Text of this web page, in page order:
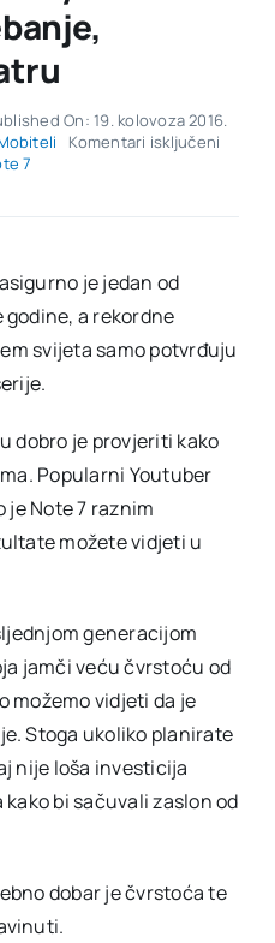
On: 19. kolovoza 2016.
Komentari isključeni
7
je jedan od
a rekordne
svijeta samo potvrđuju
dobro je provjeriti kako
Popularni Youtuber
je Note 7 raznim
možete vidjeti u
generacijom
jamči veću čvrstoću od
možemo vidjeti da je
Stoga ukoliko planirate
nije loša investicija
bi sačuvali zaslon od
dobar je čvrstoća te